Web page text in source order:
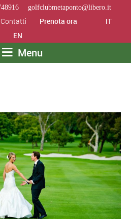
golfclubmetaponto@libero.it
Contatti Prenota ora
IT
EN
Menu